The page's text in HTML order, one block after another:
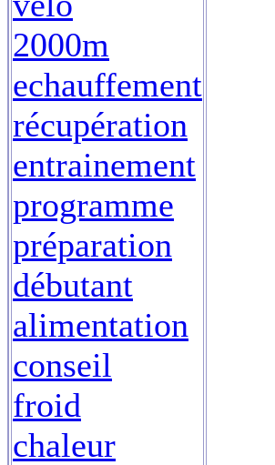
2000m
echauffement
récupération
entrainement
programme
préparation
débutant
alimentation
conseil
froid
chaleur